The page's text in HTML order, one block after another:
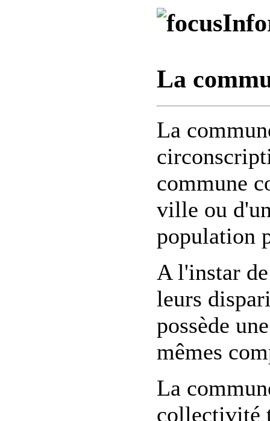
La
La
commune
ville ou
population
A l'instar
leurs
possède
mêmes
La
collectivité